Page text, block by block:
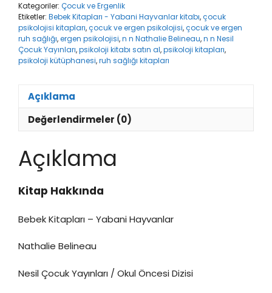
Kategoriler: Çocuk ve Ergenlik
Etiketler: Bebek Kitapları - Yabani Hayvanlar kitabı,çocuk
psikolojisi kitapları,çocuk ve ergen psikolojisi,çocuk ve ergen
ruh sağlığı,ergen psikolojisi,n n Nathalie Belineau,n n Nesil
Çocuk Yayınları,psikoloji kitabı satın al,psikoloji kitapları,
psikoloji kütüphanesi,ruh sağlığı kitapları
Açıklama
Değerlendirmeler (0)
Açıklama
Kitap Hakkında
Bebek Kitapları – Yabani Hayvanlar
Nathalie Belineau
Nesil Çocuk Yayınları / Okul Öncesi Dizisi